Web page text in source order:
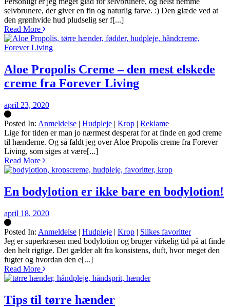
selvbrunere, der giver en fin og naturlig farve. :) Den glæde ved at
den grønhvide hud pludselig ser f[...]
Read More
Aloe Propolis Creme – den mest elskede
creme fra Forever Living
april 23, 2020
Posted In: Anmeldelse | Hudpleje | Krop | Reklame
Silke
Lige for tiden er man jo nærmest desperat for at finde en god creme
til hænderne. Og så faldt jeg over Aloe Propolis creme fra Forever
Living, som siges at være[...]
Read More
En bodylotion er ikke bare en bodylotion!
april 18, 2020
Posted In: Anmeldelse | Hudpleje | Krop | Silkes favoritter
Silke
Jeg er superkræsen med bodylotion og bruger virkelig tid på at finde
den helt rigtige. Det gælder alt fra konsistens, duft, hvor meget den
fugter og hvordan den e[...]
Read More
Tips til tørre hænder